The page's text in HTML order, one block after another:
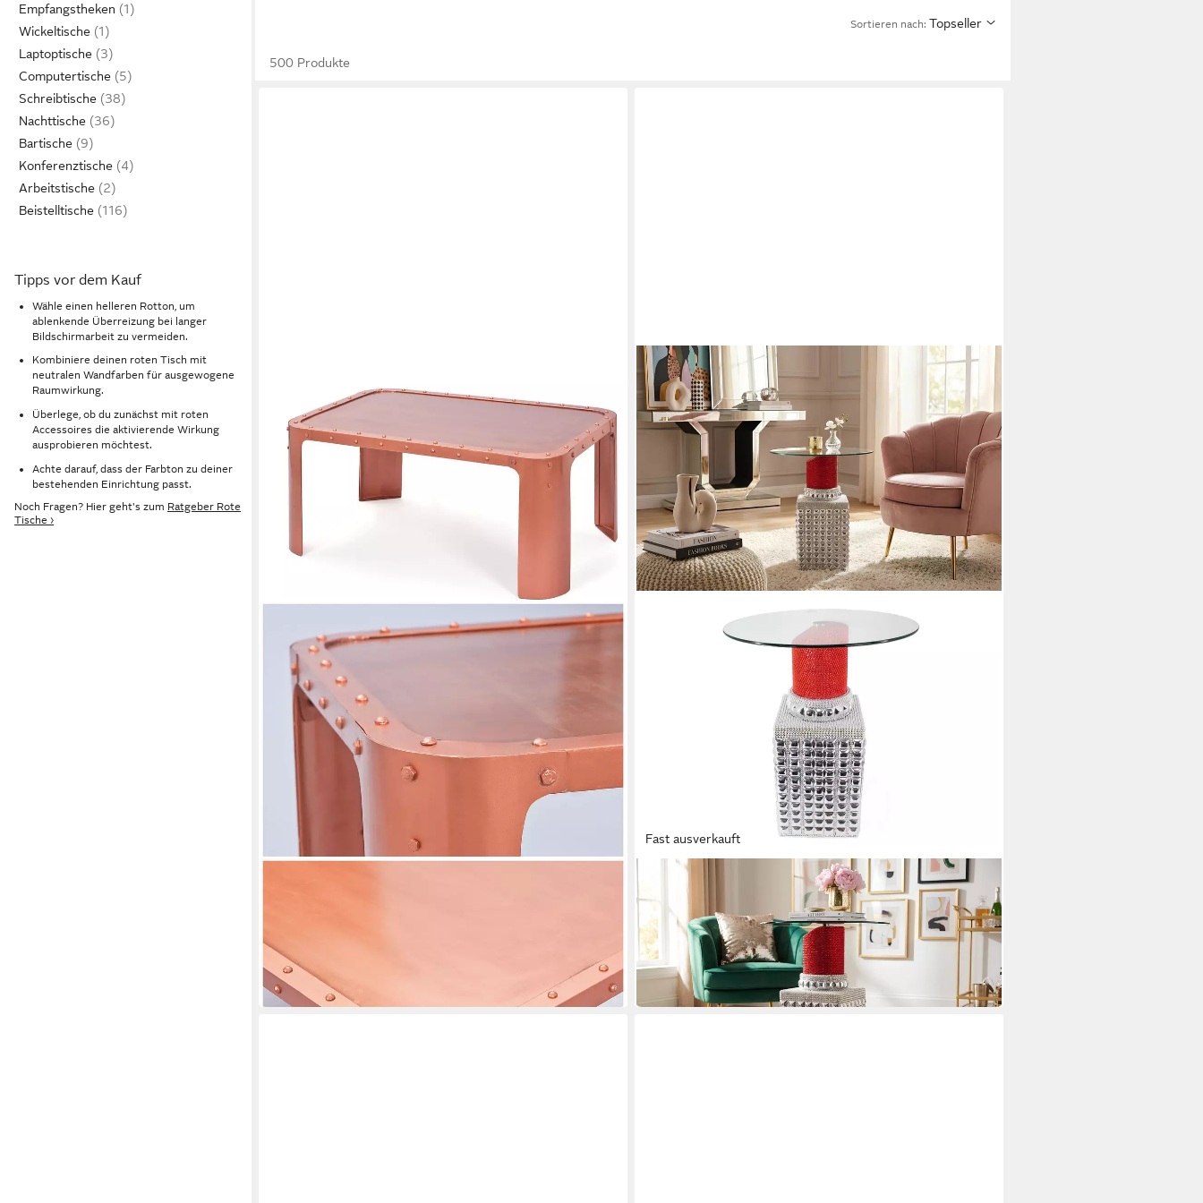
Empfangstheken
Wickeltische
Laptoptische
Computertische
Schreibtische
Nachttische
Bartische
Konferenztische
Arbeitstische
Beistelltische
Tipps vor dem Kauf
Wähle einen helleren Rotton, um
ablenkende Überreizung bei langer
Bildschirmarbeit zu vermeiden.
Kombiniere deinen roten Tisch mit
neutralen Wandfarben für ausgewogene
Raumwirkung.
Überlege, ob du zunächst mit roten
Accessoires die aktivierende Wirkung
ausprobieren möchtest.
Achte darauf, dass der Farbton zu deiner
bestehenden Einrichtung passt.
Noch Fragen? Hier geht's zum Ratgeber Rote
Tische ›
Sortieren nach: Topseller
500 Produkte
in 5-6 Werktagen bei dir
Fast ausverkauft
RIESS-AMBIENTE
Bistrotisch LIPSTICK 75cm rot/silber - Glas, Pop-Art,
handgefertigt, modern, rund
60 x 73 x 60 cm B/H/T
174,95 € 204,95 €
-15%
in 6-7 Werktagen bei dir